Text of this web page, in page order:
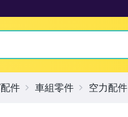
件 車組零件 空力配件